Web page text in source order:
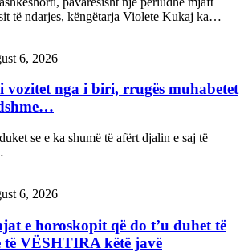
të ndarjes, këngëtarja Violete Kukaj ka…
6, 2026
vozitet nga i biri, rrugës muhabetet
se e ka shumë të afërt djalin e saj të
6, 2026
e horoskopit që do t’u duhet të
VËSHTIRA këtë javë